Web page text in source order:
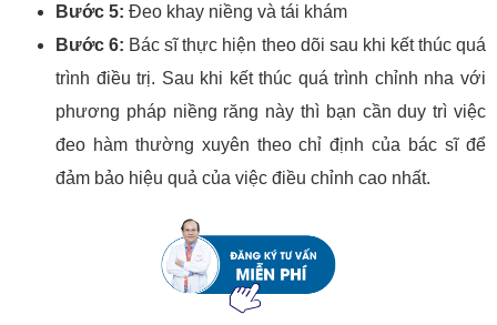
Bước 5: Đeo khay niềng và tái khám
Bước 6: Bác sĩ thực hiện theo dõi sau khi kết thúc quá
trình điều trị. Sau khi kết thúc quá trình chỉnh nha với
phương pháp niềng răng này thì bạn cần duy trì việc
đeo hàm thường xuyên theo chỉ định của bác sĩ để
đảm bảo hiệu quả của việc điều chỉnh cao nhất.